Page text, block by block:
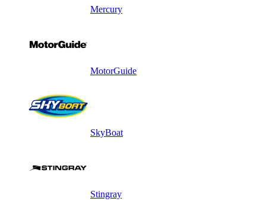
Mercury
MotorGuide
SkyBoat
Stingray